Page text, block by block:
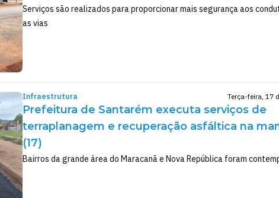
Serviços são realizados para proporcionar mais segurança aos
as vias
Infraestrutura Terça-feira, 17
Prefeitura de Santarém executa serviços de
terraplanagem e recuperação asfáltica na
(17)
Bairros da grande área do Maracanã e Nova República foram